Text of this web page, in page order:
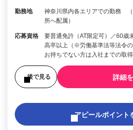
勤務地
神奈川県内各エリアでの勤務
所へ配属）
応募資格
要普通免許（AT限定可）／60歳
高卒以上（※労働基準法等法令
お持ちでない方は入社までの取得
後で見る 詳細
アピールポイント